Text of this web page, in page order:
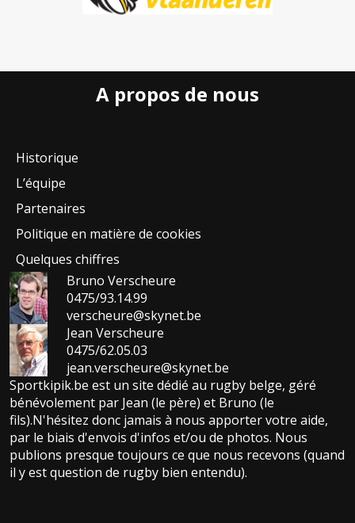
A propos de nous
Historique
L’équipe
Partenaires
Politique en matière de cookies
Quelques chiffres
Bruno Verscheure
0475/93.14.99
verscheure@skynet.be
Jean Verscheure
0475/62.05.03
jean.verscheure@skynet.be
Sportkipik.be est un site dédié au rugby belge, géré
bénévolement par Jean (le père) et Bruno (le
fils).N'hésitez donc jamais à nous apporter votre aide,
par le biais d'envois d'infos et/ou de photos. Nous
publions presque toujours ce que nous recevons (quand
il y est question de rugby bien entendu).